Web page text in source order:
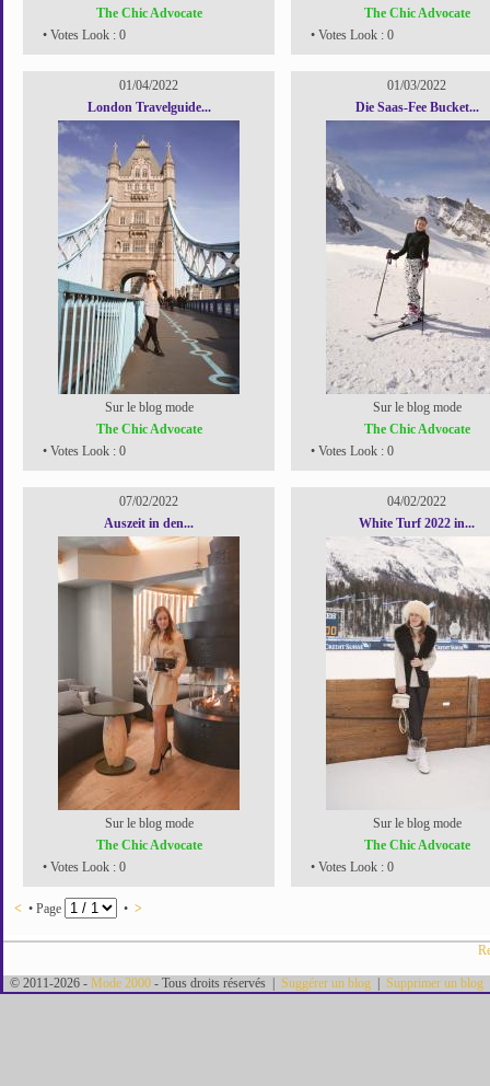
The Chic Advocate
• Votes Look : 0
The Chic Advocate
• Votes Look : 0
01/04/2022
London Travelguide...
Sur le blog mode
The Chic Advocate
• Votes Look : 0
01/03/2022
Die Saas-Fee Bucket...
Sur le blog mode
The Chic Advocate
• Votes Look : 0
07/02/2022
Auszeit in den...
Sur le blog mode
The Chic Advocate
• Votes Look : 0
04/02/2022
White Turf 2022 in...
Sur le blog mode
The Chic Advocate
• Votes Look : 0
< • Page • >
© 2011-2026 - Mode 2000 - Tous droits réservés | Suggérer un blog Supprimer un blog